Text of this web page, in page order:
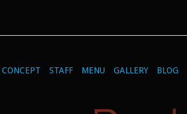
CONCEPT STAFF MENU GALLERY BLOG